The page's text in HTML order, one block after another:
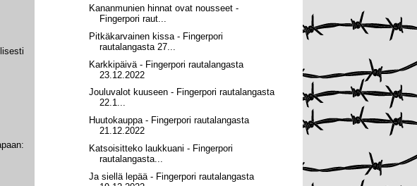
Kananmunien hinnat ovat nousseet -
Fingerpori raut...
Pitkäkarvainen kissa - Fingerpori
rautalangasta 27...
Karkkipäivä - Fingerpori rautalangasta
23.12.2022
Jouluvalot kuuseen - Fingerpori rautalangasta
22.1...
Huutokauppa - Fingerpori rautalangasta
21.12.2022
Katsoisitteko laukkuani - Fingerpori
rautalangasta...
Ja siellä lepää - Fingerpori rautalangasta